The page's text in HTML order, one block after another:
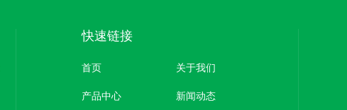
快速链接
首页 关于我们
产品中心 新闻动态